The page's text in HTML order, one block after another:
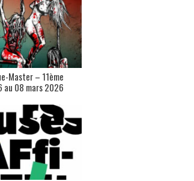
Master – 11ème
08 mars 2026